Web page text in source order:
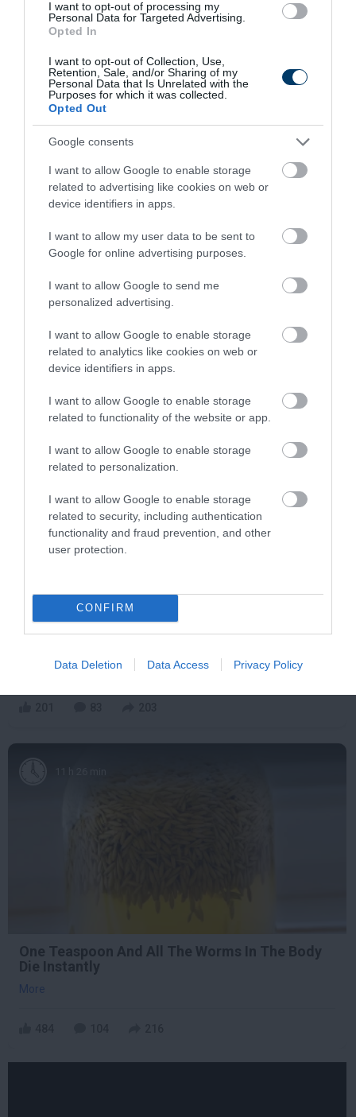
I want to opt-out of processing my
Personal Data for Targeted Advertising.
Opted In
I want to opt-out of Collection, Use,
Retention, Sale, and/or Sharing of my
Personal Data that Is Unrelated with the
Purposes for which it was collected.
Opted Out
Google consents
I want to allow Google to enable storage
related to advertising like cookies on web or
device identifiers in apps.
I want to allow my user data to be sent to
Google for online advertising purposes.
I want to allow Google to send me
personalized advertising.
I want to allow Google to enable storage
related to analytics like cookies on web or
device identifiers in apps.
I want to allow Google to enable storage
related to functionality of the website or app.
I want to allow Google to enable storage
related to personalization.
I want to allow Google to enable storage
related to security, including authentication
functionality and fraud prevention, and other
user protection.
CONFIRM
Data Deletion Data Access Privacy Policy
Your Body!
420 145 133
7 h 6 min
Fungus Dries Up And Falls Off After The First
5 min
Stop Eating These 3 Foods That Are Known to
One Teaspoon And All The Worms In The Body
Die Instantly
More